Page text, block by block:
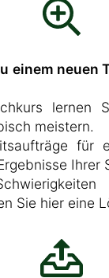
einem neuen
lernen
meistern.
für
Ihrer
Sie hier eine